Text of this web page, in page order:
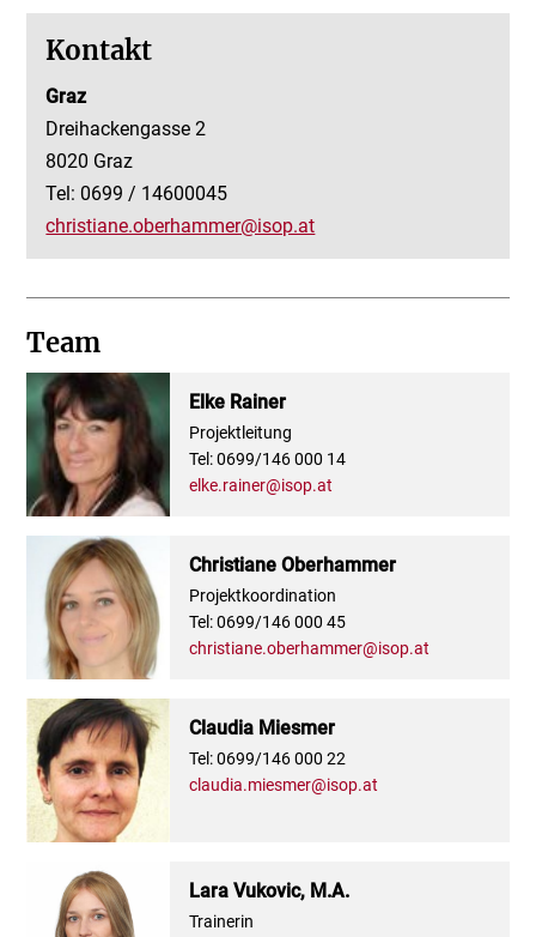
Kontakt
Graz
Dreihackengasse 2
8020 Graz
Tel: 0699 / 14600045
christiane.oberhammer@isop.at
Team
Elke Rainer
Tel: 0699/146 000 14
elke.rainer@isop.at
Projektleitung
Christiane Oberhammer
Tel: 0699/146 000 45
christiane.oberhammer@isop.at
Projektkoordination
Claudia Miesmer
Tel: 0699/146 000 22
claudia.miesmer@isop.at
Lara Vukovic, M.A.
Trainerin